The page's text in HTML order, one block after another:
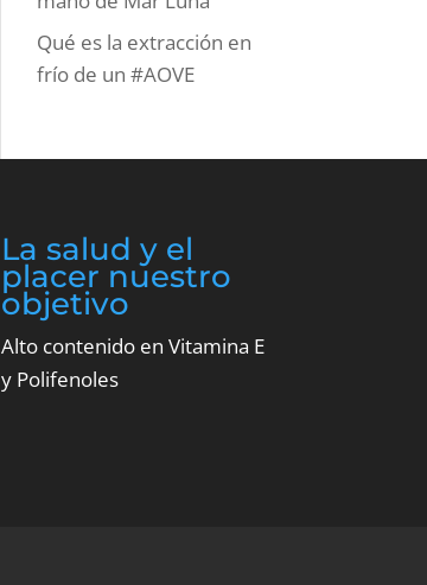
Qué es la extracción en
frío de un #AOVE
La salud y el
placer nuestro
objetivo
Alto contenido en Vitamina E
y Polifenoles